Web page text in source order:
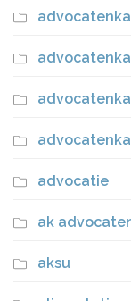
advocatie
ak
aksu